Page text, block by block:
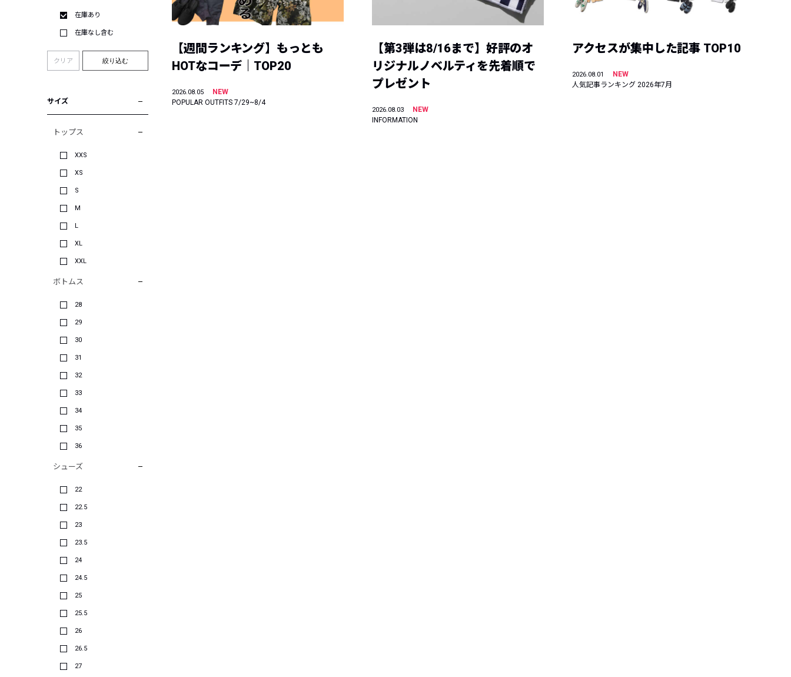
在庫あり
在庫なし含む
クリア 絞り込む
サイズ
トップス
XXS
XS
S
M
L
XL
XXL
ボトムス
28
29
30
31
32
33
34
35
36
シューズ
22
22.5
23
23.5
24
24.5
25
25.5
26
26.5
27
【週間ランキング】もっとも
HOTなコーデ｜TOP20
2026.08.05
NEW
POPULAR OUTFITS 7/29~8/4
【第3弾は8/16まで】好評のオ
リジナルノベルティを先着順で
プレゼント
2026.08.03
NEW
INFORMATION
アクセスが集中した記事 TOP10
2026.08.01
NEW
人気記事ランキング 2026年7月